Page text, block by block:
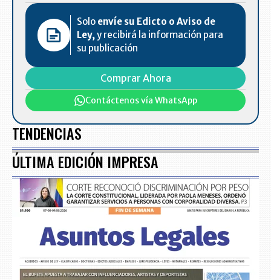
Solo envíe su Edicto o Aviso de
Ley,y recibirá la información para
su publicación
Comprar Ahora
Contáctenos vía WhatsApp
TENDENCIAS
ÚLTIMA EDICIÓN IMPRESA